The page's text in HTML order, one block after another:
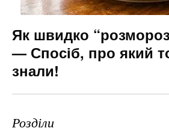
Як швидко
— Спосіб, про який
знали!
Розділи